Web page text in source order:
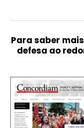
Para saber
defesa ao